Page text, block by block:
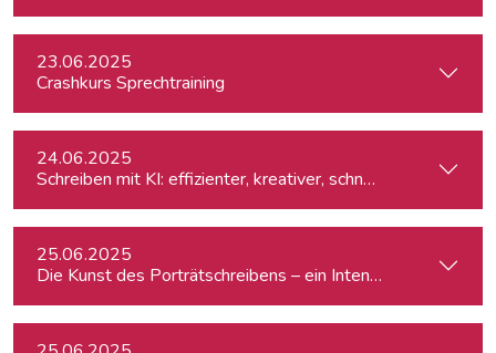
23.06.2025
Crashkurs Sprechtraining
24.06.2025
Schreiben mit KI: effizienter, kreativer, schneller
25.06.2025
Die Kunst des Porträtschreibens – ein Intensiv-Workshop